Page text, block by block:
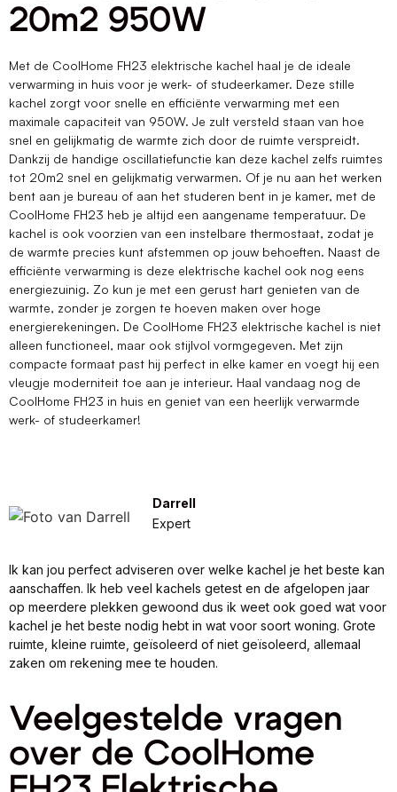
20m2 950W
Met de CoolHome FH23 elektrische kachel haal je de ideale
verwarming in huis voor je werk- of studeerkamer. Deze stille
kachel zorgt voor snelle en efficiënte verwarming met een
maximale capaciteit van 950W. Je zult versteld staan van hoe
snel en gelijkmatig de warmte zich door de ruimte verspreidt.
Dankzij de handige oscillatiefunctie kan deze kachel zelfs ruimtes
tot 20m2 snel en gelijkmatig verwarmen. Of je nu aan het werken
bent aan je bureau of aan het studeren bent in je kamer, met de
CoolHome FH23 heb je altijd een aangename temperatuur. De
kachel is ook voorzien van een instelbare thermostaat, zodat je
de warmte precies kunt afstemmen op jouw behoeften. Naast de
efficiënte verwarming is deze elektrische kachel ook nog eens
energiezuinig. Zo kun je met een gerust hart genieten van de
warmte, zonder je zorgen te hoeven maken over hoge
energierekeningen. De CoolHome FH23 elektrische kachel is niet
alleen functioneel, maar ook stijlvol vormgegeven. Met zijn
compacte formaat past hij perfect in elke kamer en voegt hij een
vleugje moderniteit toe aan je interieur. Haal vandaag nog de
CoolHome FH23 in huis en geniet van een heerlijk verwarmde
werk- of studeerkamer!
Darrell
Expert
Ik kan jou perfect adviseren over welke kachel je het beste kan
aanschaffen. Ik heb veel kachels getest en de afgelopen jaar
op meerdere plekken gewoond dus ik weet ook goed wat voor
kachel je het beste nodig hebt in wat voor soort woning. Grote
ruimte, kleine ruimte, geïsoleerd of niet geïsoleerd, allemaal
zaken om rekening mee te houden.
Veelgestelde vragen
over de CoolHome